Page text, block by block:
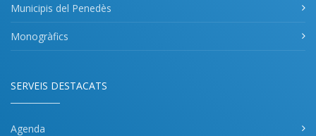
Municipis del Penedès
Monogràfics
SERVEIS DESTACATS
Agenda